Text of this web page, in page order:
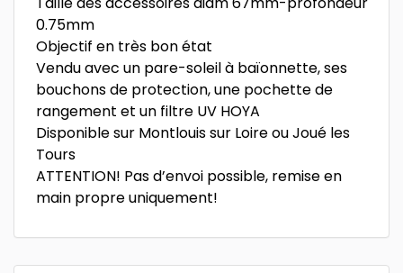
0.75mm
Objectif en très bon état
Vendu avec un pare-soleil à baïonnette, ses
bouchons de protection, une pochette de
rangement et un filtre UV HOYA
Disponible sur Montlouis sur Loire ou Joué les
Tours
ATTENTION! Pas d’envoi possible, remise en
main propre uniquement!